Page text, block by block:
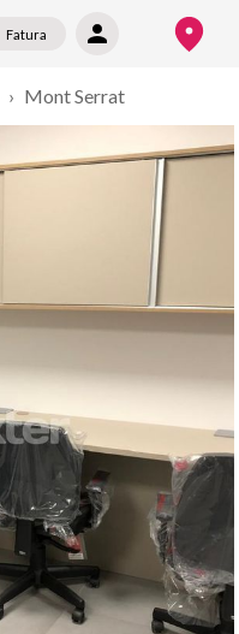
Fatura
› Mont Serrat